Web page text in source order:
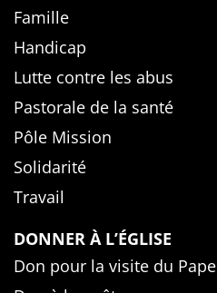
Famille
Handicap
Lutte contre les abus
Pastorale de la santé
Pôle Mission
Solidarité
Travail
DONNER À L’ÉGLISE
Don pour la visite du Pape